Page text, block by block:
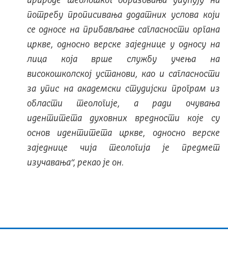
потребу прописивања додатних услова који
се односе на прибављање сагласности органа
цркве, односно верске заједнице у односу на
лица која врше службу учења на
високошколској установи, као и сагласности
за упис на академски студијски програм из
области теологије, а ради очувања
идентитета духовних вредности које су
основ идентитета цркве, односно верске
заједнице чија теологија је предмет
изучавања“, рекао је он.